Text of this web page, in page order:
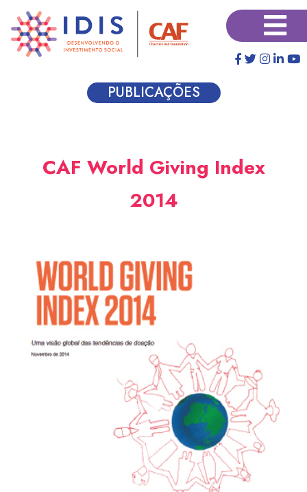
para
conteúdo
×
PUBLICAÇÕES
CAF World Giving Index
2014